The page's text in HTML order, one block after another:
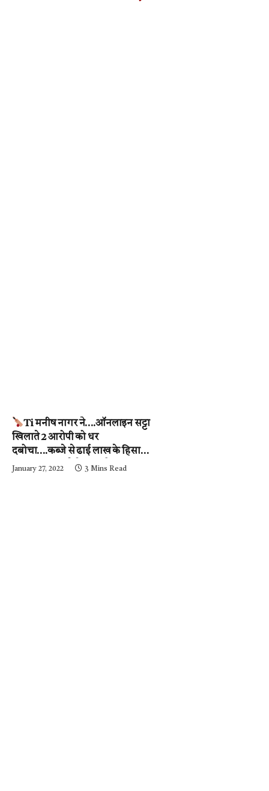
Ti मनीष नागर ने….ऑनलाइन सट्टा
खिलाते 2 आरोपी को धर
दबोचा….कब्जे से ढाई लाख के हिसाब-
किताब जब्त….देखें वीडियो
January 27, 2022 3 Mins Read